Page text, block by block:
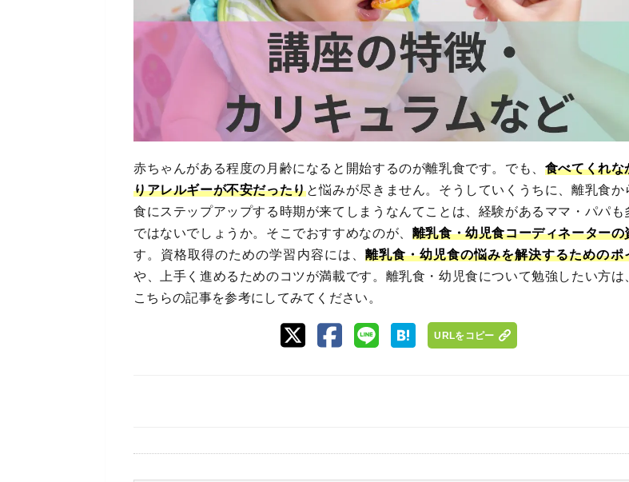
赤ちゃんがある程度の月齢になると開始するのが離乳食です。でも、 食べてくれな
りアレルギーが不安だったりと悩みが尽きません。そうしていくうちに、離乳食か
食にステップアップする時期が来てしまうなんてことは、経験があるママ・パパも
ではないでしょうか。そこでおすすめなのが、 離乳食・幼児食コーディネーターの
す。資格取得のための学習内容には、 離乳食・幼児食の悩みを解決するためのポ
や、上手く進めるためのコツが満載です。離乳食・幼児食について勉強したい方は
こちらの記事を参考にしてみてください。
URLをコピー